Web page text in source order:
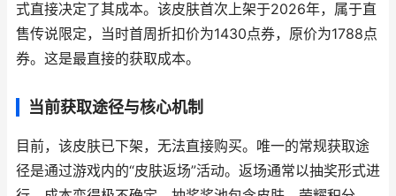
式直接决定了其成本。该皮肤首次上架于2026年，属于直
售传说限定，当时首周折扣价为1430点券，原价为1788点
券。这是最直接的获取成本。
当前获取途径与核心机制
目前，该皮肤已下架，无法直接购买。唯一的常规获取途
径是通过游戏内的“皮肤返场”活动。返场通常以抽奖形式进